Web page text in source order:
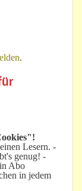
.
Lesern. -
genug! -
Abo
in jedem